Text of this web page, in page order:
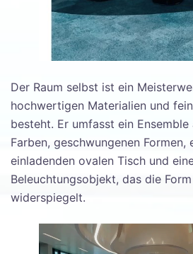
Der Raum selbst ist ein
hochwertigen Materialien und
besteht. Er umfasst ein
Farben, geschwungenen Formen,
einladenden ovalen Tisch und
Beleuchtungsobjekt, das die
widerspiegelt.